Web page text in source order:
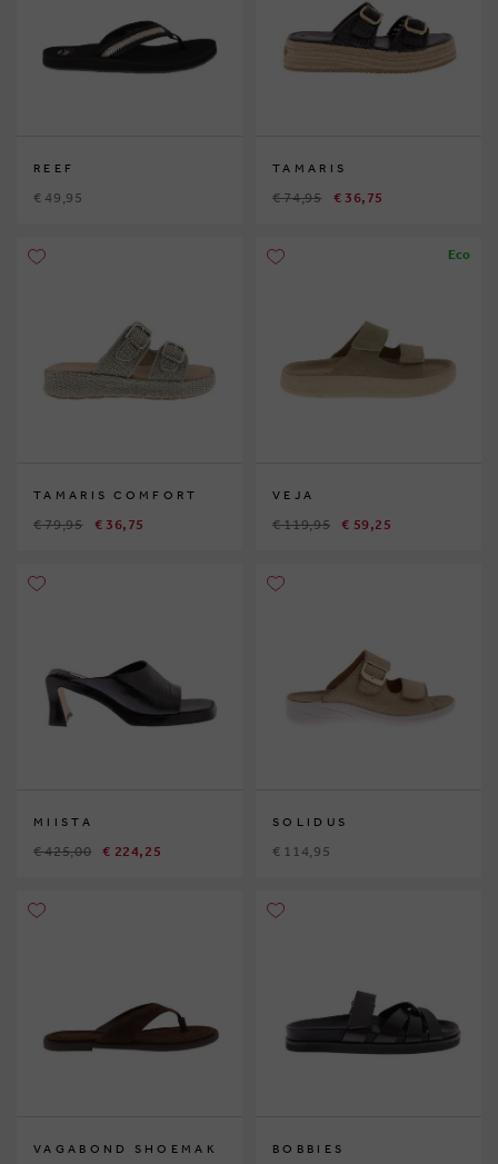
REEF
€ 49,95
TAMARIS
€ 74,95 € 36,75
TAMARIS COMFORT
€ 79,95 € 36,75
Eco
VEJA
€ 119,95 € 59,25
MIISTA
€ 425,00 € 224,25
SOLIDUS
€ 114,95
VAGABOND SHOEMAK
BOBBIES